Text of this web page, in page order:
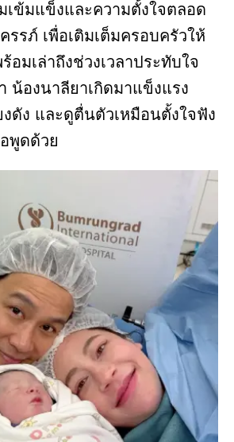
ข้มแข็งและความตั้งใจตลอด
รรภ์ เพื่อเติมเต็มครอบครัวให้
มเล่าถึงช่วงเวลาประทับใจ
น้องนาลียาเกิดมาแข็งแรง
ดัง และดูตื่นตัวเหมือนตั้งใจฟัง
พูดด้วย